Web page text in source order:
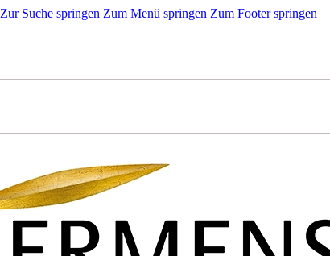
Zur Suche springen Zum Menü springen Zum Footer springen